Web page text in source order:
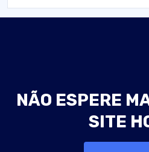
NÃO ESPERE
SITE